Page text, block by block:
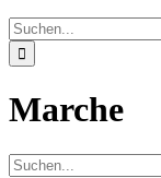
Suche
nach:
Marche